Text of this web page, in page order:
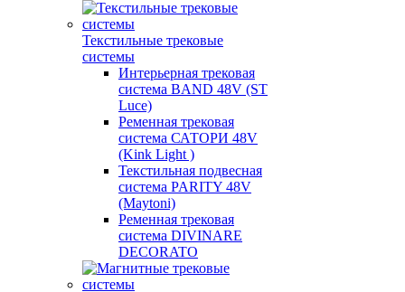
Текстильные трековые
системы
Интерьерная трековая
система BAND 48V (ST
Luce)
Ременная трековая
система САТОРИ 48V
(Kink Light )
Текстильная подвесная
система PARITY 48V
(Maytoni)
Ременная трековая
система DIVINARE
DECORATO